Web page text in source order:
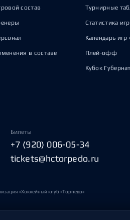
состав
в составе
Турнирные
Статистика
Календарь игр
Плей-офф
Кубок
Билеты
+7 (920) 006-05-34
tickets@hctorpedo.ru
«Хоккейный клуб «Торпедо»